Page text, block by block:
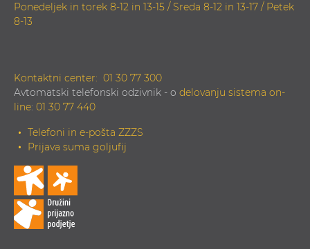
Ponedeljek in torek 8-12 in 13-15 / Sreda 8-12 in 13-17 / Petek
8-13
Kontaktni center: 01 30 77 300
Avtomatski telefonski odzivnik - o delovanju sistema on-
line: 01 30 77 440
Telefoni in e-pošta ZZZS
Prijava suma goljufij